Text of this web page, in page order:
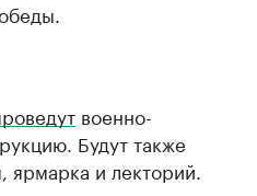
военно-
Будут также
ярмарка и лекторий.